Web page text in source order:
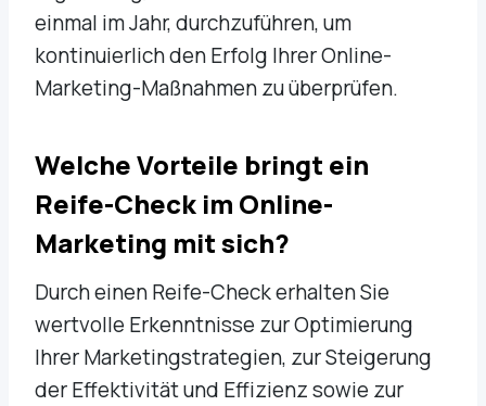
einmal im Jahr, durchzuführen, um
kontinuierlich den Erfolg Ihrer Online-
Marketing-Maßnahmen zu überprüfen.
Welche Vorteile bringt ein
Reife-Check im Online-
Marketing mit sich?
Durch einen Reife-Check erhalten Sie
wertvolle Erkenntnisse zur Optimierung
Ihrer Marketingstrategien, zur Steigerung
der Effektivität und Effizienz sowie zur